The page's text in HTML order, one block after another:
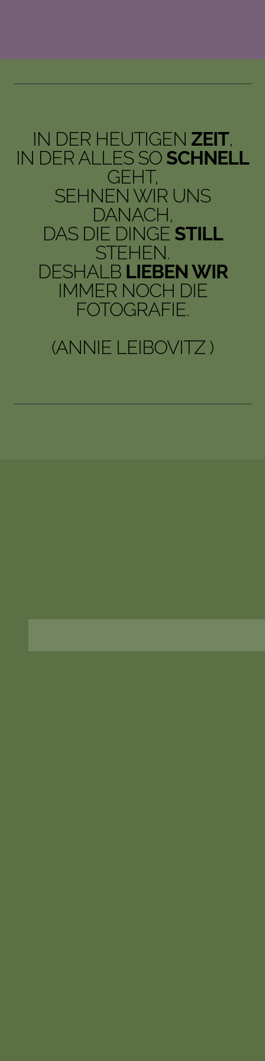
IN DER HEUTIGEN ZEIT,
IN DER ALLES SO SCHNELL
GEHT,
SEHNEN WIR UNS
DANACH,
DAS DIE DINGE STILL
STEHEN.
DESHALBLIEBEN WIR
IMMER NOCH DIE
FOTOGRAFIE.
(ANNIE LEIBOVITZ )